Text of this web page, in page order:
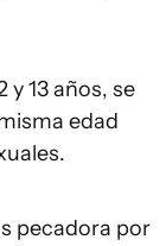
y 13 años, se
edad
pecadora por